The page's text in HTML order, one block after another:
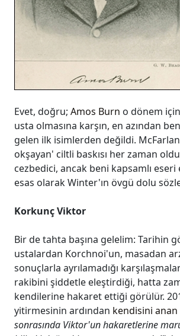
Evet, doğru; Amos Burn o dönem
usta olmasına karşın, en azından
gelen ilk isimlerden değildi.
okşayan' ciltli baskısı her zaman
cezbedici, ancak beni kapsamlı
esas olarak Winter'ın övgü dolu
Korkunç Viktor
Bir de tahta başına gelelim: Tarihin
ustalardan Korchnoi'un, masadan
sonuçlarla ayrılamadığı
rakibini şiddetle eleştirdiği, hatta
kendilerine hakaret ettiği görülür.
yitirmesinin ardından kendisini anan
sonrasında Viktor'un hakaretlerine